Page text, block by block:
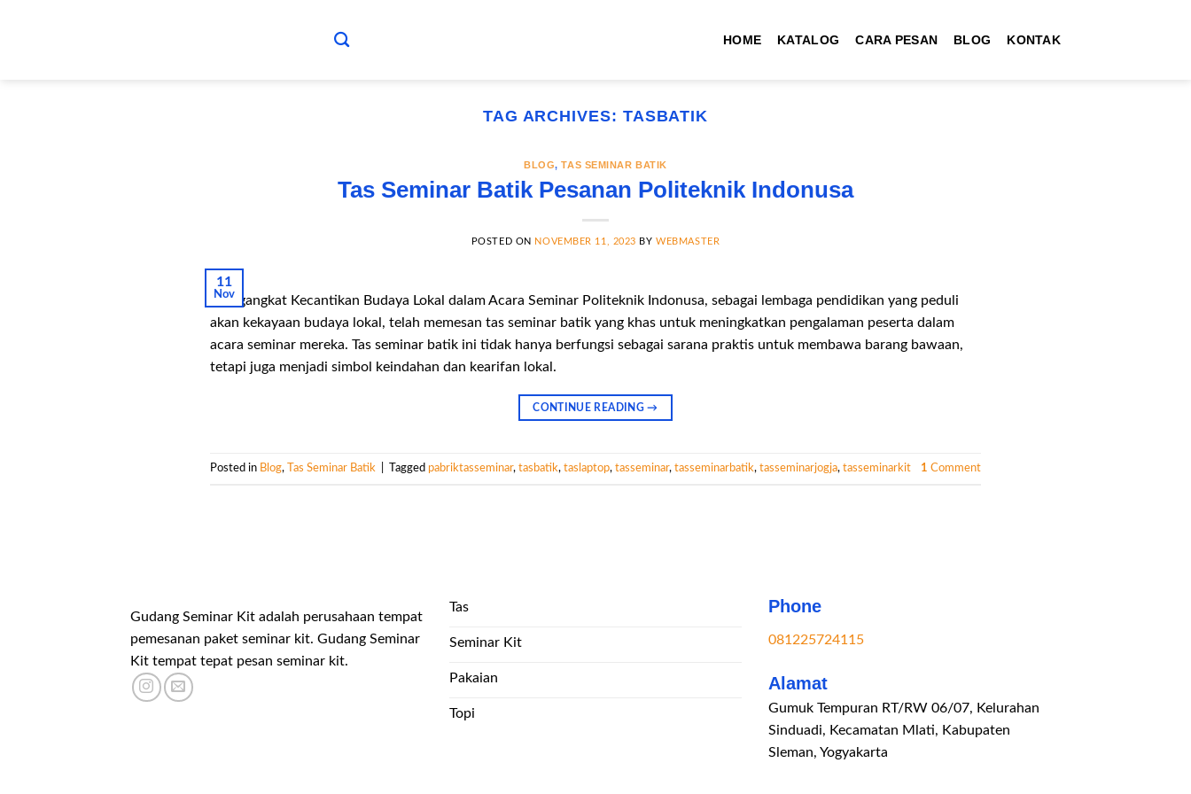
HOME KATALOG CARA PESAN BLOG KONTAK
TAG ARCHIVES: TASBATIK
BLOG,TAS SEMINAR BATIK
Tas Seminar Batik Pesanan Politeknik Indonusa
POSTED ON NOVEMBER 11, 2023 BYWEBMASTER
11
Nov
Mengangkat Kecantikan Budaya Lokal dalam Acara Seminar Politeknik Indonusa, sebagai lembaga pendidikan yang peduli
akan kekayaan budaya lokal, telah memesan tas seminar batik yang khas untuk meningkatkan pengalaman peserta dalam
acara seminar mereka. Tas seminar batik ini tidak hanya berfungsi sebagai sarana praktis untuk membawa barang bawaan,
tetapi juga menjadi simbol keindahan dan kearifan lokal.
CONTINUE READING→
Posted in Blog, Tas Seminar Batik Tagged pabriktasseminar, tasbatik, taslaptop, tasseminar, tasseminarbatik, tasseminarjogja, tasseminarkit 1 Comment
Gudang Seminar Kit adalah perusahaan tempat
pemesanan paket seminar kit. Gudang Seminar
Kit tempat tepat pesan seminar kit.
Tas
Seminar Kit
Pakaian
Topi
Phone
081225724115
Alamat
Gumuk Tempuran RT/RW 06/07, Kelurahan
Sinduadi, Kecamatan Mlati, Kabupaten
Sleman, Yogyakarta